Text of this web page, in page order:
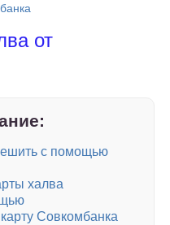
от
с помощью
халва
Совкомбанка